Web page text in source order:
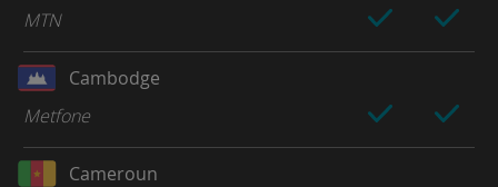
MTN
Cambodge
Metfone
Cameroun